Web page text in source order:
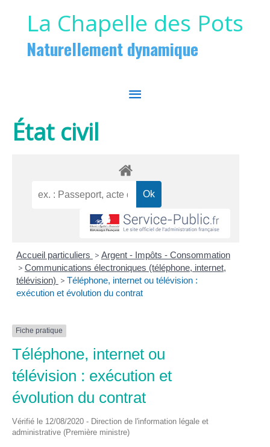
La Chapelle des Pots
Naturellement dynamique
MENU
État civil
Accueil particuliers > Argent - Impôts - Consommation
> Communications électroniques (téléphone, internet,
télévision) > Téléphone, internet ou télévision :
exécution et évolution du contrat
Fiche pratique
Téléphone, internet ou
télévision : exécution et
évolution du contrat
Vérifié le 12/08/2020 - Direction de l'information légale et
administrative (Première ministre)